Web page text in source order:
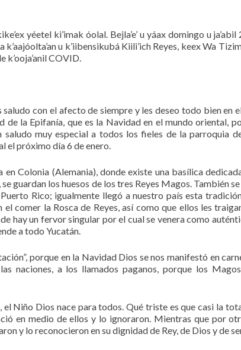
yéetel ki’imak óolal. Bejla’e’ u yáax domingo u
u k’iibensikubá Kiili’ich Reyes, keex Wa
k’ooja’anil COVID.
con el afecto de siempre y les deseo todo bien en
de la Epifanía, que es la Navidad en el mundo oriental,
muy especial a todos los fieles de la parroquia
el próximo día 6 de enero.
en Colonia (Alemania), donde existe una basílica
guardan los huesos de los tres Reyes Magos. También
Rico; igualmente llegó a nuestro país esta
comer la Rosca de Reyes, así como que ellos les
hay un fervor singular por el cual se venera como
a todo Yucatán.
porque en la Navidad Dios se nos manifestó en
naciones, a los llamados paganos, porque los
el Niño Dios nace para todos. Qué triste es que casi la
en medio de ellos y lo ignoraron. Mientras que por
y lo reconocieron en su dignidad de Rey, de Dios y de